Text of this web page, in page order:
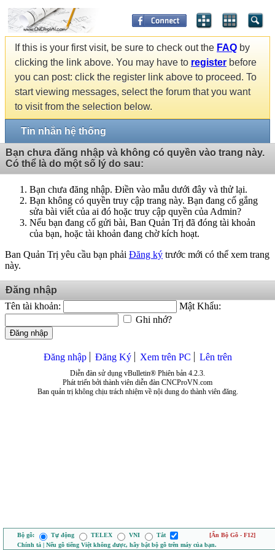
If this is your first visit, be sure to check out the FAQ by
clicking the link above. You may have to register before
you can post: click the register link above to proceed. To
start viewing messages, select the forum that you want
to visit from the selection below.
Tin nhắn hệ thống
Bạn chưa đăng nhập và không có quyền vào trang này.
Có thể là do một số lý do sau:
Bạn chưa đăng nhập. Điền vào mẫu dưới đây và thử lại.
Bạn không có quyền truy cập trang này. Bạn đang cố gắng
sửa bài viết của ai đó hoặc truy cập quyền của Admin?
Nếu bạn đang cố gửi bài, Ban Quản Trị đã đóng tài khoản
của bạn, hoặc tài khoản đang chờ kích hoạt.
Ban Quản Trị yêu cầu bạn phải Đăng ký trước mới có thể xem trang
này.
Đăng nhập
Tên tài khoản:
Mật Khẩu:
Ghi nhớ?
Đăng nhập
Đăng nhập Đăng Ký Xem trên PC Lên trên
Diễn đàn sử dụng vBulletin® Phiên bản 4.2.3.
Phát triển bởi thành viên diễn đàn CNCProVN.com
Ban quản trị không chịu trách nhiệm về nội dung do thành viên đăng.
Bộ gõ: Tự động TELEX VNI Tắt
[Ẩn Bộ Gõ - F12]
Chính tả | Nếu gõ tiếng Việt không được, hãy bật bộ gõ trên máy của bạn.